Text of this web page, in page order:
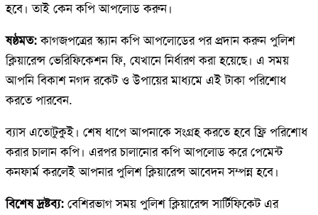
হবে। তাই কেন কপি আপলোড করুন।
ষষ্ঠমত:কাগজপত্রের স্ক্যান কপি আপলোডের পর প্রদান করুন পুলিশ
ক্লিয়ারেন্স ভেরিফিকেশন ফি, যেখানে নির্ধারণ করা হয়েছে। এ সময়
আপনি বিকাশ নগদ রকেট ও উপায়ের মাধ্যমে এই টাকা পরিশোধ
করতে পারবেন.
ব্যাস এতোটুকুই। শেষ ধাপে আপনাকে সংগ্রহ করতে হবে ফ্রি পরিশোধ
করার চালান কপি। এরপর চালানোর কপি আপলোড করে পেমেন্ট
কনফার্ম করলেই আপনার পুলিশ ক্লিয়ারেন্স আবেদন সম্পন্ন হবে।
বিশেষ দ্রষ্টব্য: বেশিরভাগ সময় পুলিশ ক্লিয়ারেন্স সার্টিফিকেট এর